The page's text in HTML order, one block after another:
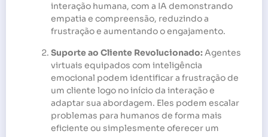
interação humana, com a IA demonstrando
empatia e compreensão, reduzindo a
frustração e aumentando o engajamento.
Suporte ao Cliente Revolucionado: Agentes
virtuais equipados com inteligência
emocional podem identificar a frustração de
um cliente logo no início da interação e
adaptar sua abordagem. Eles podem escalar
problemas para humanos de forma mais
eficiente ou simplesmente oferecer um